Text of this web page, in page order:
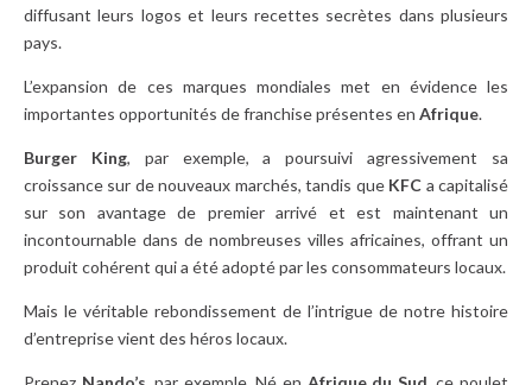
diffusant leurs logos et leurs recettes secrètes dans plusieurs
pays.
L’expansion de ces marques mondiales met en évidence les
importantes opportunités de franchise présentes en Afrique.
Burger King, par exemple, a poursuivi agressivement sa
croissance sur de nouveaux marchés, tandis que KFC a capitalisé
sur son avantage de premier arrivé et est maintenant un
incontournable dans de nombreuses villes africaines, offrant un
produit cohérent qui a été adopté par les consommateurs locaux.
Mais le véritable rebondissement de l’intrigue de notre histoire
d’entreprise vient des héros locaux.